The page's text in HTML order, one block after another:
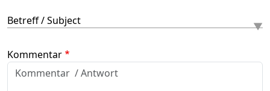
Betreff / Subject
Kommentar